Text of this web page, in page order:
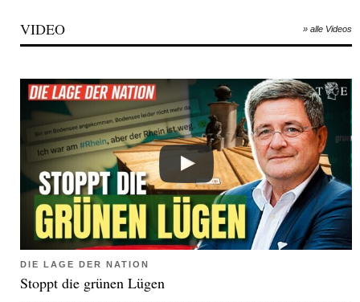
VIDEO » alle Videos
DIE LAGE DER NATION
Stoppt die grünen Lügen